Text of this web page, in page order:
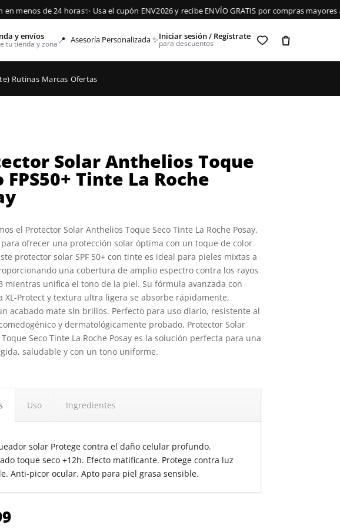
menos de 24 horas✨ Usa el cupón ENV2026 y recibe ENVÍO GRATIS por compras mayores a
y envíos
tu tienda y zona📍 Asesoría Personalizada ✨Iniciar sesión / Regístrate
para descuentos
Rutinas Marcas Ofertas
Solar Anthelios Toque
FPS50+ Tinte La Roche
el Protector Solar Anthelios Toque Seco Tinte La Roche Posay,
ofrecer una protección solar óptima con un toque de color
protector solar SPF 50+ con tinte es ideal para pieles mixtas a
una cobertura de amplio espectro contra los rayos
mientras unifica el tono de la piel. Su fórmula avanzada con
XL-Protect y textura ultra ligera se absorbe rápidamente,
acabado mate sin brillos. Perfecto para uso diario, resistente al
y dermatológicamente probado, Protector Solar
Seco Tinte La Roche Posay es la solución perfecta para una
saludable y con un tono uniforme.
Uso Ingredientes
solar Protege contra el daño celular profundo.
toque seco +12h. Efecto matificante. Protege contra luz
Anti-picor ocular. Apto para piel grasa sensible.